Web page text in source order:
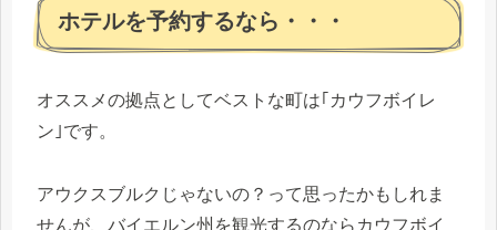
ホテルを予約するなら・・・
オススメの拠点としてベストな町は｢カウフボイレ
ン｣です。
アウクスブルクじゃないの？って思ったかもしれま
せんが、バイエルン州を観光するのならカウフボイ